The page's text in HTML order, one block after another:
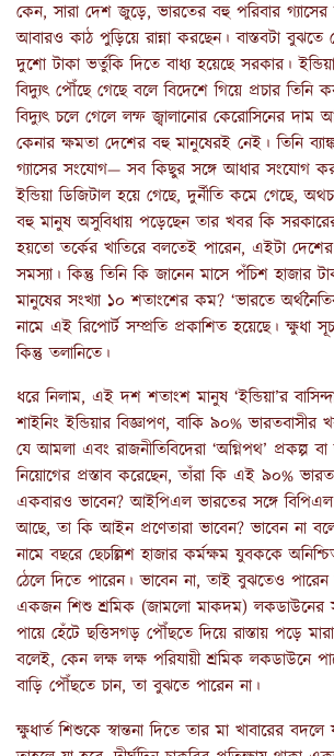
কেন, সারা দেশ জুড়ে, ভারতের বহু পরিবার গ্যাসের
আবারও কাঠ পুড়িয়ে রান্না করছেন। বাস্তবটা বুঝতে
দুশো টাকা ভর্তুকি দিতে বাধ্য হয়েছে সরকার।
বিদ্যুৎ পৌঁছে গেছে বলে বিদেশে গিয়ে প্রচার তিনি
বিদ্যুৎ চলে গেলে লম্ফ জ্বালানোর কেরোসিনের দাম
কেনার ক্ষমতা দেশের বহু মানুষেরই নেই। তিনি
গ্যাসের সংযোগ— সব কিছুর সঙ্গে আধার সংযোগ
ইন্ডিয়া ডিজিটাল হয়ে গেছে, দুর্নীতি কমে গেছে,
বহু মানুষ অসুবিধায় পড়েছেন তার খবর কি
হয়তো তর্কের খাতিরে বলতেই পারেন, এইটা
সমস্যা। কিন্তু তিনি কি জানেন মাসে পঁচিশ হাজার
মানুষের সংখ্যা ১০ শতাংশের কম? ‘ভারতে
নামে এই রিপোর্ট সম্প্রতি প্রকাশিত হয়েছে। ক্ষুধা
কিন্তু তলানিতে।
ধরে নিলাম, এই দশ শতাংশ মানুষ ‘ইন্ডিয়া’র
শাইনিং ইন্ডিয়ার বিজ্ঞাপণ, বাকি ৯০%
যে আমলা এবং রাজনীতিবিদেরা ‘অগ্নিপথ’ প্রকল্প বা
নিয়োগের প্রস্তাব করেছেন, তাঁরা কি এই ৯০%
একবারও ভাবেন? আইপিএল ভারতের সঙ্গে বিপিএল
আছে, তা কি আইন প্রণেতারা ভাবেন? ভাবেন না
নামে বছরে ছেচল্লিশ হাজার কর্মক্ষম যুবককে
ঠেলে দিতে পারেন। ভাবেন না, তাই বুঝতেও
একজন শিশু শ্রমিক (জামলো মাকদম) লকডাউনের
পায়ে হেঁটে ছত্তিসগড় পৌঁছতে দিয়ে রাস্তায় পড়ে
বলেই, কেন লক্ষ লক্ষ পরিযায়ী শ্রমিক লকডাউনে
বাড়ি পৌঁছতে চান, তা বুঝতে পারেন না।
ক্ষুধার্ত শিশুকে স্বান্তনা দিতে তার মা খাবারের